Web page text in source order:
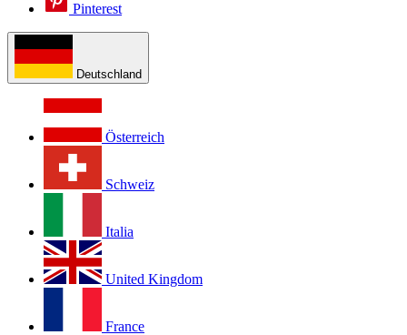
Pinterest
Deutschland
Österreich
Schweiz
Italia
United Kingdom
France